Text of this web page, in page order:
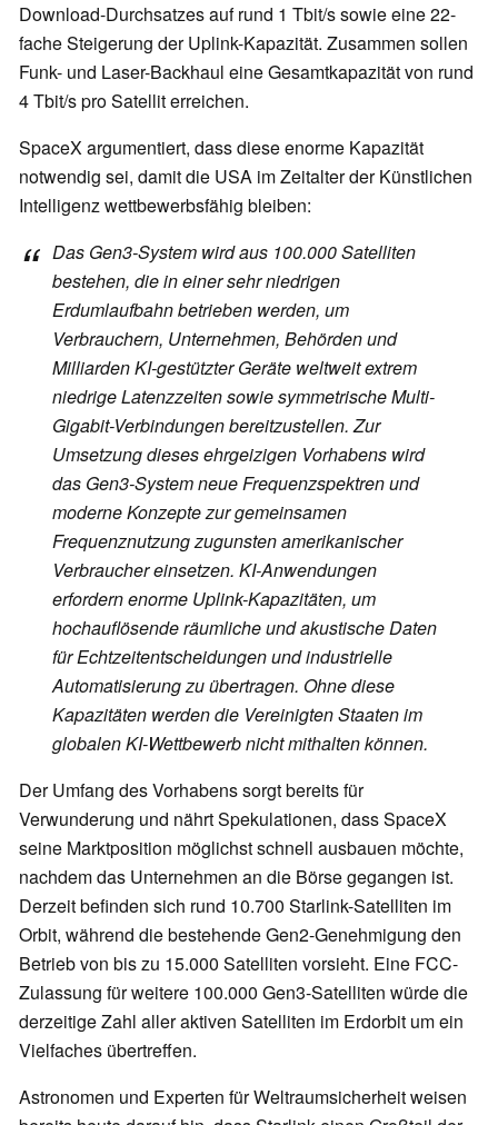
Download-Durchsatzes auf rund 1 Tbit/s sowie eine 22-
fache Steigerung der Uplink-Kapazität. Zusammen sollen
Funk- und Laser-Backhaul eine Gesamtkapazität von rund
4 Tbit/s pro Satellit erreichen.
SpaceX argumentiert, dass diese enorme Kapazität
notwendig sei, damit die USA im Zeitalter der Künstlichen
Intelligenz wettbewerbsfähig bleiben:
Das Gen3-System wird aus 100.000 Satelliten
bestehen, die in einer sehr niedrigen
Erdumlaufbahn betrieben werden, um
Verbrauchern, Unternehmen, Behörden und
Milliarden KI-gestützter Geräte weltweit extrem
niedrige Latenzzeiten sowie symmetrische Multi-
Gigabit-Verbindungen bereitzustellen. Zur
Umsetzung dieses ehrgeizigen Vorhabens wird
das Gen3-System neue Frequenzspektren und
moderne Konzepte zur gemeinsamen
Frequenznutzung zugunsten amerikanischer
Verbraucher einsetzen. KI-Anwendungen
erfordern enorme Uplink-Kapazitäten, um
hochauflösende räumliche und akustische Daten
für Echtzeitentscheidungen und industrielle
Automatisierung zu übertragen. Ohne diese
Kapazitäten werden die Vereinigten Staaten im
globalen KI-Wettbewerb nicht mithalten können.
Der Umfang des Vorhabens sorgt bereits für
Verwunderung und nährt Spekulationen, dass SpaceX
seine Marktposition möglichst schnell ausbauen möchte,
nachdem das Unternehmen an die Börse gegangen ist.
Derzeit befinden sich rund 10.700 Starlink-Satelliten im
Orbit, während die bestehende Gen2-Genehmigung den
Betrieb von bis zu 15.000 Satelliten vorsieht. Eine FCC-
Zulassung für weitere 100.000 Gen3-Satelliten würde die
derzeitige Zahl aller aktiven Satelliten im Erdorbit um ein
Vielfaches übertreffen.
Astronomen und Experten für Weltraumsicherheit weisen